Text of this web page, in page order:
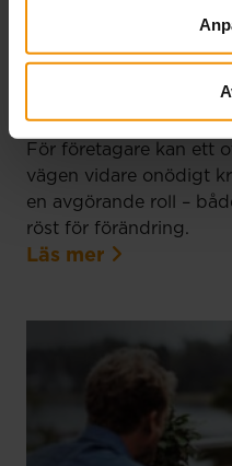
frågor –
praktiken
För företagare kan ett
vägen vidare onödigt
en avgörande roll –
röst för förändring.
Läs mer